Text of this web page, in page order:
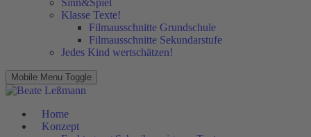
Sinn&Spiel
Klasse Texte!
Filmausschnitte Grundschule
Filmausschnitte Sekundarstufe
Jedes Kind wertschätzen!
Mobile Menu Toggle
Home
Konzept